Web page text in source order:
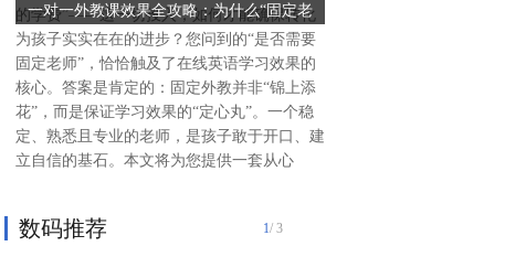
一对一外教课效果全攻略：为什么“固定老
师”是保证孩子进步的关键？
的学费”——这一切投入，如何才能确保转化
为孩子实实在在的进步？您问到的“是否需要
固定老师”，恰恰触及了在线英语学习效果的
核心。答案是肯定的：固定外教并非“锦上添
花”，而是保证学习效果的“定心丸”。一个稳
定、熟悉且专业的老师，是孩子敢于开口、建
立自信的基石。本文将为您提供一套从心
数码推荐 1/ 3